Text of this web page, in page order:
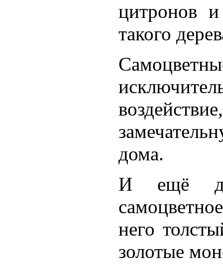
цитронов
такого
дома.
И ещё
него
золотые